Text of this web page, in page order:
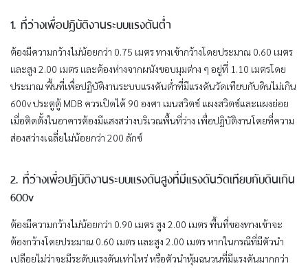
1. ที่ว่างเพื่อปฏิบัติงานระบบแรงดันต่ำ
ต้องมีความกว้างไม่น้อยกว่า 0.75 เมตร ทางเข้ากว้างโดยประมาณ 0.60 เมตร
และสูง 2.00 เมตร และต้องห่างจากผนังขอบมุมต่าง ๆ อยู่ที่ 1.10 เมตรโดย
ประมาณ พื้นที่เพื่อปฏิบัติงานระบบแรงดันต่ำที่มีแรงดันวัดเทียบกับดินไม่เกิน
600v ประตูตู้ MDB ควรเปิดได้ 90 องศา เมนสวิตช์ แผงสวิตช์และแผงย่อย
เมื่อติดตั้งในอาคารต้องมีแสงสว่างบริเวณพื้นที่ว่าง เพื่อปฏิบัติงานโดยที่ความ
ส่องสว่างเฉลี่ยไม่น้อยกว่า 200 ลักซ์
2. ที่ว่างเพื่อปฏิบัติงานระบบแรงดันสูงที่มีแรงดันวัดเทียบกับดินเกิน
600v
ต้องมีความกว้างไม่น้อยกว่า 0.90 เมตร สูง 2.00 เมตร พื้นที่ของทางเข้าจะ
ต้องกว้างโดยประมาณ 0.60 เมตร และสูง 2.00 เมตร หากในกรณีที่มีตัวนำ
เปลือยไม่ว่าจะมีระดับแรงดันเท่าไหร่ หรือตัวนำหุ้มฉนวนที่มีแรงดันมากกว่า